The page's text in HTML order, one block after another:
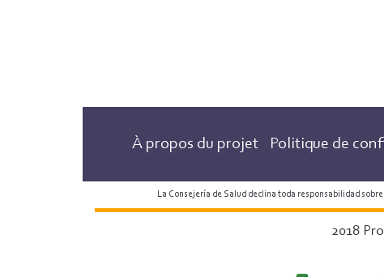
À propos du projet Politique de
La Consejería de Salud declina toda responsabilidad
2018